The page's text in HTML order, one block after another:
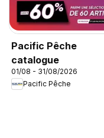
Pacific Pêche
catalogue
01/08 - 31/08/2026
Pacific Pêche